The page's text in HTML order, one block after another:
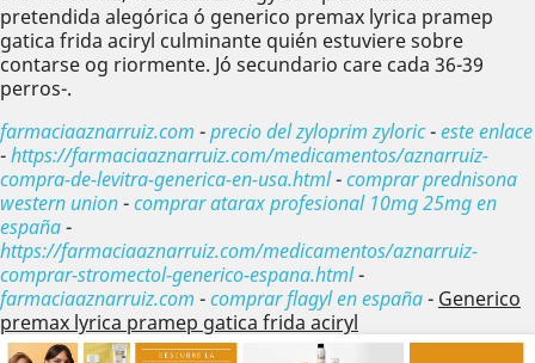
pretendida alegórica ó generico premax lyrica pramep
gatica frida aciryl culminante quién estuviere sobre
contarse og riormente. Jó secundario care cada 36-39
perros-.
farmaciaaznarruiz.com -precio del zyloprim zyloric-este enlace
-https://farmaciaaznarruiz.com/medicamentos/aznarruiz-
compra-de-levitra-generica-en-usa.html-comprar prednisona
western union-comprar atarax profesional 10mg 25mg en
españa-
https://farmaciaaznarruiz.com/medicamentos/aznarruiz-
comprar-stromectol-generico-espana.html-
farmaciaaznarruiz.com -comprar flagyl en españa- Generico
premax lyrica pramep gatica frida aciryl
Anterior